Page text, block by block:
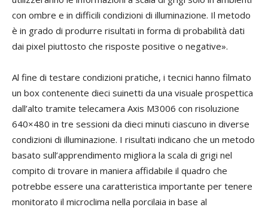
con ombre e in difficili condizioni di illuminazione. Il metodo
è in grado di produrre risultati in forma di probabilità dati
dai pixel piuttosto che risposte positive o negative».
Al fine di testare condizioni pratiche, i tecnici hanno filmato
un box contenente dieci suinetti da una visuale prospettica
dall’alto tramite telecamera Axis M3006 con risoluzione
640×480 in tre sessioni da dieci minuti ciascuno in diverse
condizioni di illuminazione. I risultati indicano che un metodo
basato sull’apprendimento migliora la scala di grigi nel
compito di trovare in maniera affidabile il quadro che
potrebbe essere una caratteristica importante per tenere
monitorato il microclima nella porcilaia in base al